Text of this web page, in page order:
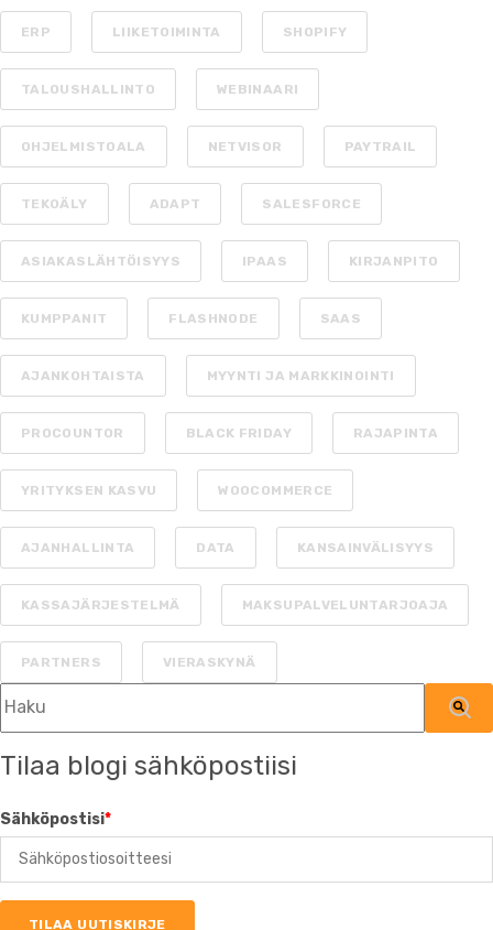
ERP LIIKETOIMINTA SHOPIFY
TALOUSHALLINTO WEBINAARI
OHJELMISTOALA NETVISOR PAYTRAIL
TEKOÄLY ADAPT SALESFORCE
ASIAKASLÄHTÖISYYS IPAAS KIRJANPITO
KUMPPANIT FLASHNODE SAAS
AJANKOHTAISTA MYYNTI JA MARKKINOINTI
PROCOUNTOR BLACK FRIDAY RAJAPINTA
YRITYKSEN KASVU WOOCOMMERCE
AJANHALLINTA DATA KANSAINVÄLISYYS
KASSAJÄRJESTELMÄ MAKSUPALVELUNTARJOAJA
PARTNERS VIERASKYNÄ
Tämä on hakukenttä, johon on liitetty automaattinen
Ehdotuksia ei ole, koska hakukenttä on
Tilaa blogi sähköpostiisi
Sähköpostisi*